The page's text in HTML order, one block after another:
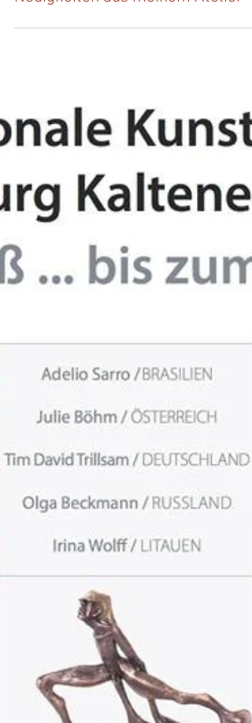
Neuigkeiten aus meinem Atelier